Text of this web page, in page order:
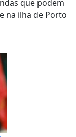
que podem
na ilha de Porto